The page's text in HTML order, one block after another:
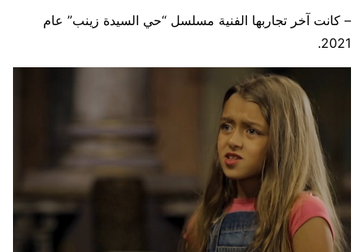
– كانت آخر تجاربها الفنية مسلسل “حي السيدة زينب” عام
2021.